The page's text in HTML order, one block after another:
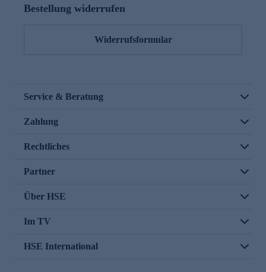
Bestellung widerrufen
Widerrufsformular
Service & Beratung
Zahlung
Rechtliches
Partner
Über HSE
Im TV
HSE International